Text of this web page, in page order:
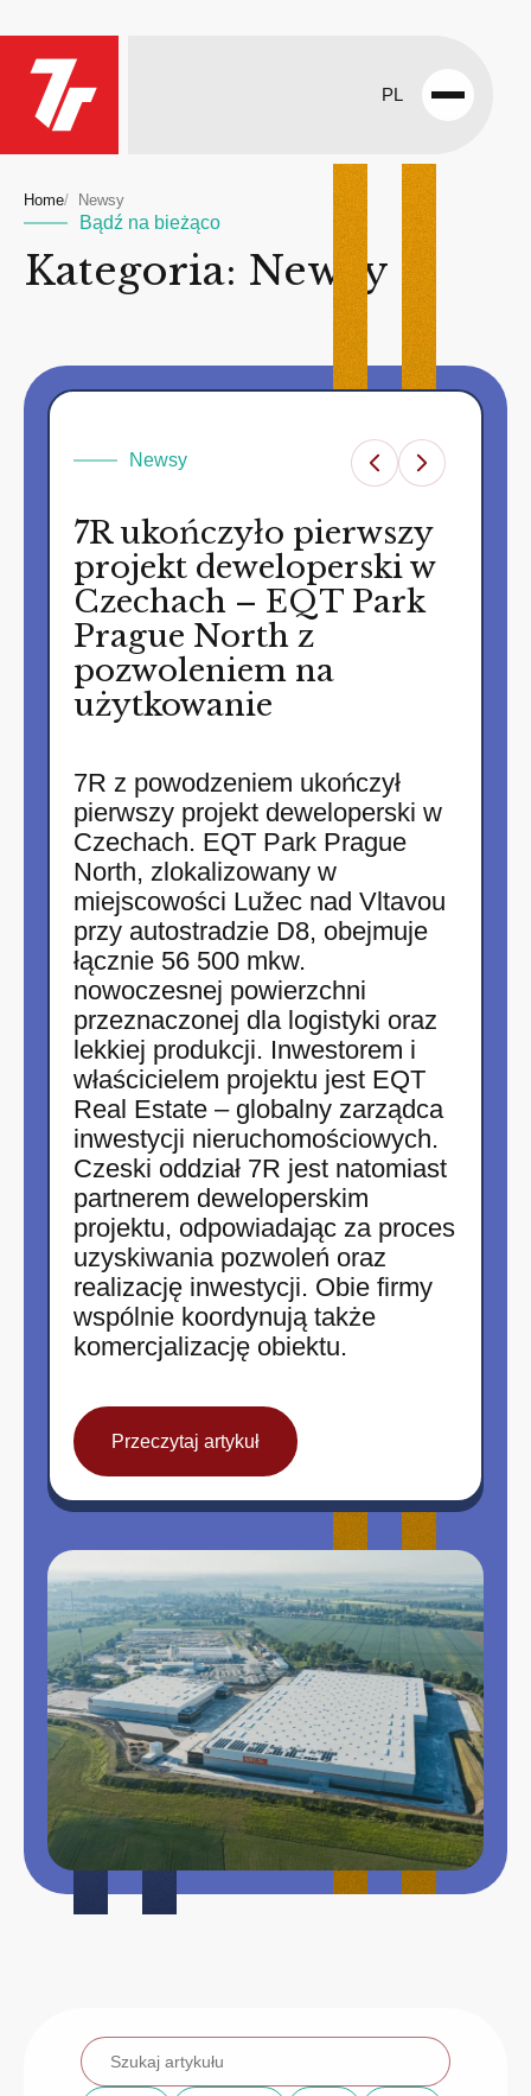
PL
Open
Home Newsy
Bądź na bieżąco
Kategoria: Newsy
Newsy
7R ukończyło pierwszy
projekt deweloperski w
Czechach – EQT Park
Prague North z
pozwoleniem na
użytkowanie
7R z powodzeniem ukończył
pierwszy projekt deweloperski w
Czechach. EQT Park Prague
North, zlokalizowany w
miejscowości Lužec nad Vltavou
przy autostradzie D8, obejmuje
łącznie 56 500 mkw.
nowoczesnej powierzchni
przeznaczonej dla logistyki oraz
lekkiej produkcji. Inwestorem i
właścicielem projektu jest EQT
Real Estate – globalny zarządca
inwestycji nieruchomościowych.
Czeski oddział 7R jest natomiast
partnerem deweloperskim
projektu, odpowiadając za proces
uzyskiwania pozwoleń oraz
realizację inwestycji. Obie firmy
wspólnie koordynują także
komercjalizację obiektu.
Przeczytaj artykuł